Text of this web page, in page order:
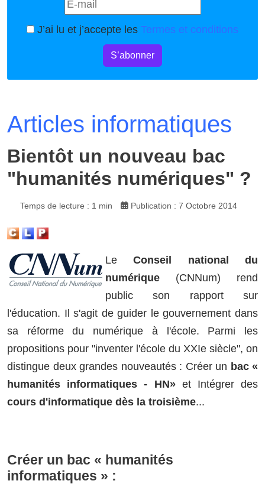
J’ai lu et j’accepte les Termes et conditions
S’abonner
Articles informatiques
Bientôt un nouveau bac
"humanités numériques" ?
Temps de lecture : 1 min Publication : 7 Octobre 2014
LeConseil national du
numérique (CNNum) rend
public son rapport sur
l'éducation. Il s'agit de guider le gouvernement dans
sa réforme du numérique à l'école. Parmi les
propositions pour "inventer l'école du XXIe siècle", on
distingue deux grandes nouveautés : Créer un bac «
humanités informatiques - HN»et Intégrer des
cours d'informatique dès la troisième...
Créer un bac « humanités
informatiques » :